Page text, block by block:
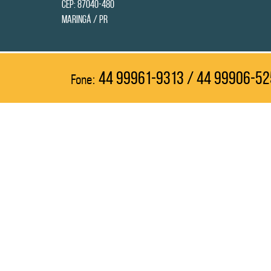
CEP: 87040-480
Maringá / PR
Fone: 44 99961-9313 / 44 99906-